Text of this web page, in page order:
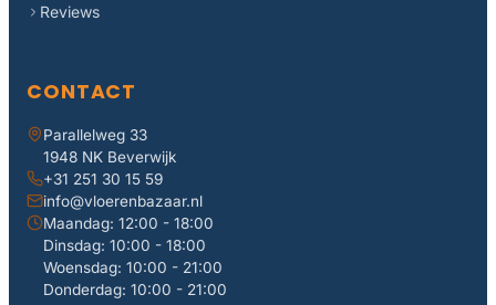
Reviews
CONTACT
Parallelweg 33
1948 NK Beverwijk
+31 251 30 15 59
info@vloerenbazaar.nl
Maandag: 12:00 - 18:00
Dinsdag: 10:00 - 18:00
Woensdag: 10:00 - 21:00
Donderdag: 10:00 - 21:00